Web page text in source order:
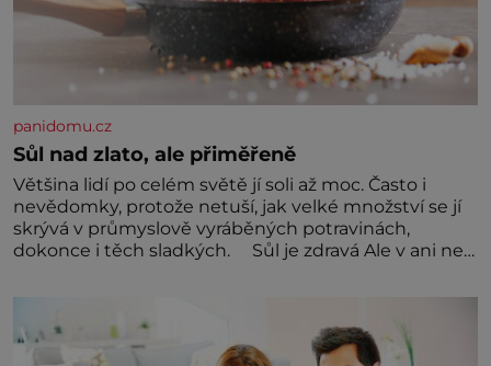
panidomu.cz
Sůl nad zlato, ale přiměřeně
Většina lidí po celém světě jí soli až moc. Často i
nevědomky, protože netuší, jak velké množství se jí
skrývá v průmyslově vyráběných potravinách,
dokonce i těch sladkých. Sůl je zdravá Ale v ani ne
běžné. Její základní složky– sodík a chlór – jsou